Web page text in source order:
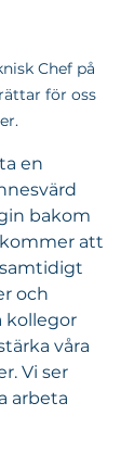
Chef på
för oss
en
bakom
att
och
kollegor
våra
Vi ser
arbeta